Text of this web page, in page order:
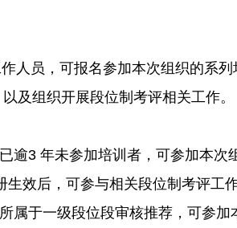
人员，可报名参加本次组织的系
及组织开展段位制考评相关工作。
已逾3 年未参加培训者，可参加本次
效后，可参与相关段位制考评工作
属于一级段位段审核推荐，可参